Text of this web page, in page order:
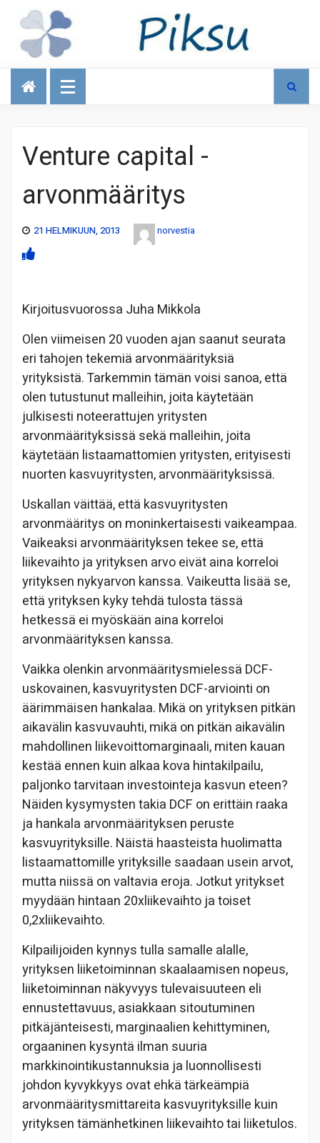
Talous
Venture capital -
arvonmääritys
21 HELMIKUUN, 2013 norvestia
Kirjoitusvuorossa Juha Mikkola
Olen viimeisen 20 vuoden ajan saanut seurata
eri tahojen tekemiä arvonmäärityksiä
yrityksistä. Tarkemmin tämän voisi sanoa, että
olen tutustunut malleihin, joita käytetään
julkisesti noteerattujen yritysten
arvonmäärityksissä sekä malleihin, joita
käytetään listaamattomien yritysten, erityisesti
nuorten kasvuyritysten, arvonmäärityksissä.
Uskallan väittää, että kasvuyritysten
arvonmääritys on moninkertaisesti vaikeampaa.
Vaikeaksi arvonmäärityksen tekee se, että
liikevaihto ja yrityksen arvo eivät aina korreloi
yrityksen nykyarvon kanssa. Vaikeutta lisää se,
että yrityksen kyky tehdä tulosta tässä
hetkessä ei myöskään aina korreloi
arvonmäärityksen kanssa.
Vaikka olenkin arvonmääritysmielessä DCF-
uskovainen, kasvuyritysten DCF-arviointi on
äärimmäisen hankalaa. Mikä on yrityksen pitkän
aikavälin kasvuvauhti, mikä on pitkän aikavälin
mahdollinen liikevoittomarginaali, miten kauan
kestää ennen kuin alkaa kova hintakilpailu,
paljonko tarvitaan investointeja kasvun eteen?
Näiden kysymysten takia DCF on erittäin raaka
ja hankala arvonmäärityksen peruste
kasvuyrityksille. Näistä haasteista huolimatta
listaamattomille yrityksille saadaan usein arvot,
mutta niissä on valtavia eroja. Jotkut yritykset
myydään hintaan 20xliikevaihto ja toiset
0,2xliikevaihto.
Kilpailijoiden kynnys tulla samalle alalle,
yrityksen liiketoiminnan skaalaamisen nopeus,
liiketoiminnan näkyvyys tulevaisuuteen eli
ennustettavuus, asiakkaan sitoutuminen
pitkäjänteisesti, marginaalien kehittyminen,
orgaaninen kysyntä ilman suuria
markkinointikustannuksia ja luonnollisesti
johdon kyvykkyys ovat ehkä tärkeämpiä
arvonmääritysmittareita kasvuyrityksille kuin
yrityksen tämänhetkinen liikevaihto tai liiketulos.